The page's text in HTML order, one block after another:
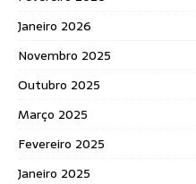
Janeiro 2026
Novembro 2025
Outubro 2025
Março 2025
Fevereiro 2025
Janeiro 2025